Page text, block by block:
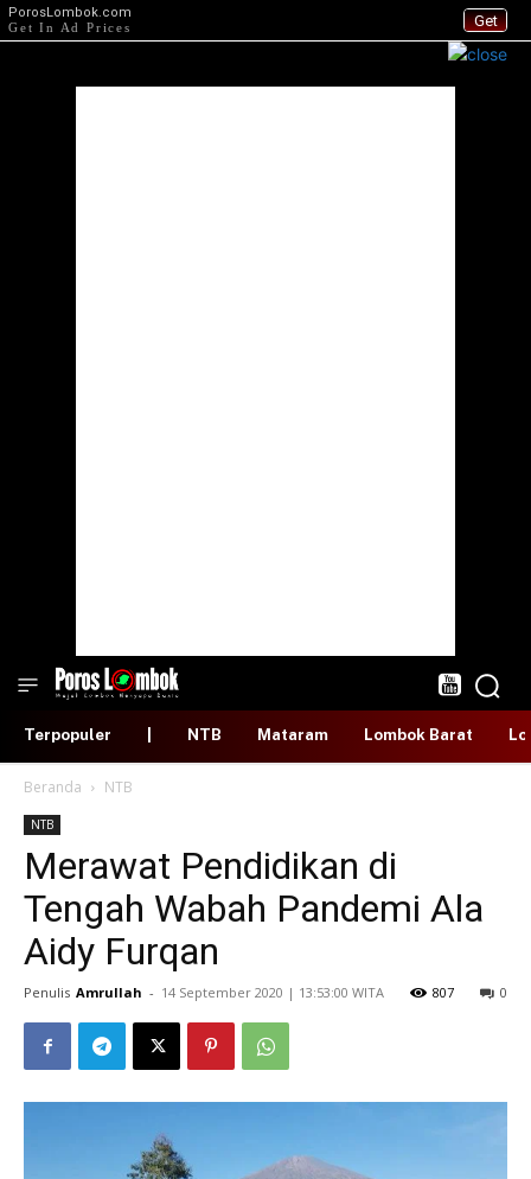
Get
PorosLombok.com
Get In Ad Prices
Terpopuler NTB Mataram Lombok Barat
Beranda NTB
NTB
Merawat Pendidikan di
Tengah Wabah Pandemi Ala
Aidy Furqan
Penulis Amrullah - ​14 September 2020 | 13:53:00 WITA 0
807